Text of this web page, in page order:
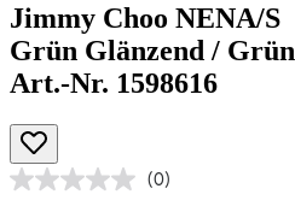
Jimmy Choo NENA/S
Grün Glänzend / Grün
Art.-Nr. 1598616
(0)